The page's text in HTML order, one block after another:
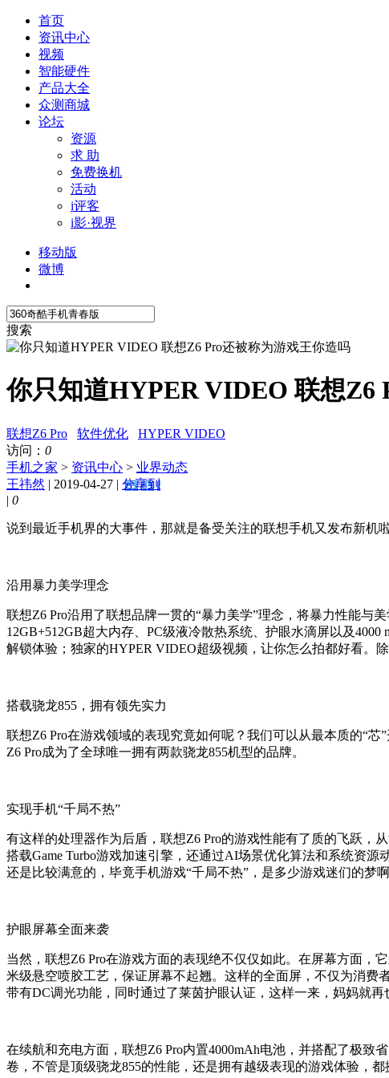
首页
资讯中心
视频
智能硬件
产品大全
众测商城
论坛
资源
求 助
免费换机
活动
i评客
i影·视界
移动版
微博
搜索
你只知道HYPER VIDEO 联想Z6
联想Z6 Pro 软件优化
HYPER VIDEO
访问： 0
手机之家 > 资讯中心 > 业界动态
王祎然 | 2019-04-27 | 分享到
| 0
说到最近手机界的大事件，那就是备受关注的联想手机又发布新机
沿用暴力美学理念
联想Z6 Pro沿用了联想品牌一贯的“暴力美学”理念，将暴力性能与
12GB+512GB超大内存、PC级液冷散热系统、护眼水滴屏以及
解锁体验；独家的HYPER VIDEO超级视频，让你怎么拍都好看。
搭载骁龙855，拥有领先实力
联想Z6 Pro在游戏领域的表现究竟如何呢？我们可以从最本质的“
Z6 Pro成为了全球唯一拥有两款骁龙855机型的品牌。
实现手机“千局不热”
有这样的处理器作为后盾，联想Z6 Pro的游戏性能有了质的飞跃，
搭载Game Turbo游戏加速引擎，还通过AI场景优化算法和系统资
还是比较满意的，毕竟手机游戏“千局不热”，是多少游戏迷们的梦啊
护眼屏幕全面来袭
当然，联想Z6 Pro在游戏方面的表现绝不仅仅如此。在屏幕方面，
米级悬空喷胶工艺，保证屏幕不起翘。这样的全面屏，不仅为消费
带有DC调光功能，同时通过了莱茵护眼认证，这样一来，妈妈就再
在续航和充电方面，联想Z6 Pro内置4000mAh电池，并搭配了极致
卷，不管是顶级骁龙855的性能，还是拥有越级表现的游戏体验，